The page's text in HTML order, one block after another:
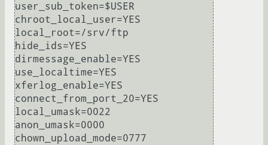
user_sub_token=$USER
chroot_local_user=YES
local_root=/srv/ftp
hide_ids=YES
dirmessage_enable=YES
use_localtime=YES
xferlog_enable=YES
connect_from_port_20=YES
local_umask=0022
anon_umask=0000
chown_upload_mode=0777